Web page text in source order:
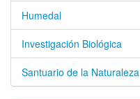
Humedal
Investigación Biológica
Santuario de la Naturaleza